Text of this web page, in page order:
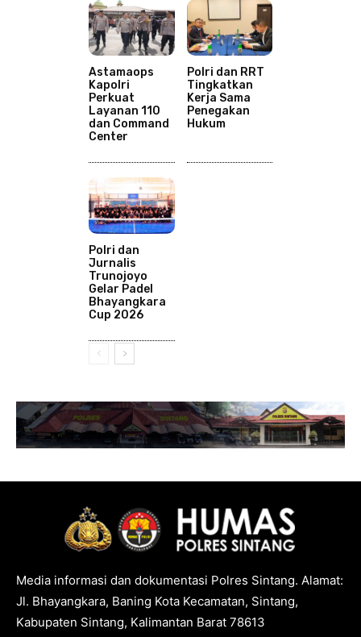
Astamaops
Kapolri
Perkuat
Layanan 110
dan Command
Center
Polri dan RRT
Tingkatkan
Kerja Sama
Penegakan
Hukum
Polri dan
Jurnalis
Trunojoyo
Gelar Padel
Bhayangkara
Cup 2026
Media informasi dan dokumentasi Polres Sintang. Alamat:
Jl. Bhayangkara, Baning Kota Kecamatan, Sintang,
Kabupaten Sintang, Kalimantan Barat 78613